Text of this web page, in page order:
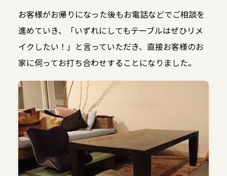
お客様がお帰りになった後もお電話などでご相談を
進めていき、「いずれにしてもテーブルはぜひリメ
イクしたい！」と言っていただき、直接お客様のお
家に伺ってお打ち合わせすることになりました。